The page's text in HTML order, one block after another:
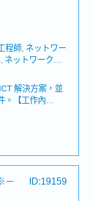
人及公司營運
階層別教育訓
補助及檢定獎
醫療險、癌症
程師, ネットワー
ットワークエ
護), 社内情報シ
サポート/保
練
解決方案，並
。【工作內
路、資安、伺
圖・進行提案
理假、產檢假、
－ ID:19159